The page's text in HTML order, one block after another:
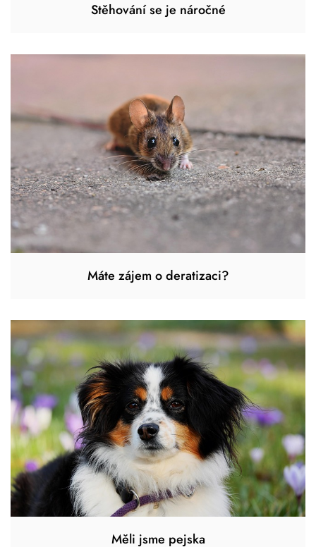
Stěhování se je náročné
Máte zájem o deratizaci?
Měli jsme pejska